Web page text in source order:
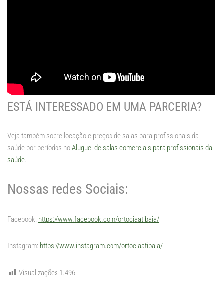
ESTÁ INTERESSADO EM UMA PARCERIA?
Veja também sobre locação e preços de salas para profissionais da
saúde por períodos noAluguel de salas comerciais para profissionais da
saúde.
Nossas redes Sociais:
Facebook: https://www.facebook.com/ortociaatibaia/
Instagram: https://www.instagram.com/ortociaatibaia/
Visualizações 1.496